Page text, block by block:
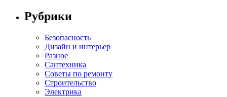
Рубрики
Безопасность
Дизайн и интерьер
Разное
Сантехника
Советы по ремонту
Строительство
Электрика